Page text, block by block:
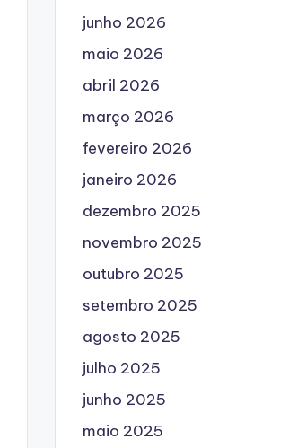
junho 2026
maio 2026
abril 2026
março 2026
fevereiro 2026
janeiro 2026
dezembro 2025
novembro 2025
outubro 2025
setembro 2025
agosto 2025
julho 2025
junho 2025
maio 2025